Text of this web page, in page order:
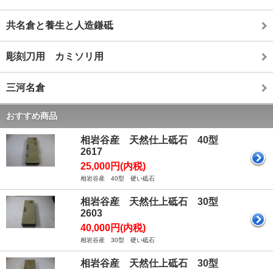
共名倉と養生と人造鎌砥
彫刻刀用 カミソリ用
三河名倉
おすすめ商品
相岩谷産 天然仕上砥石 40型
2617
25,000円(内税)
相岩谷産 40型 硬い砥石
相岩谷産 天然仕上砥石 30型
2603
40,000円(内税)
相岩谷産 30型 硬い砥石
相岩谷産 天然仕上砥石 30型